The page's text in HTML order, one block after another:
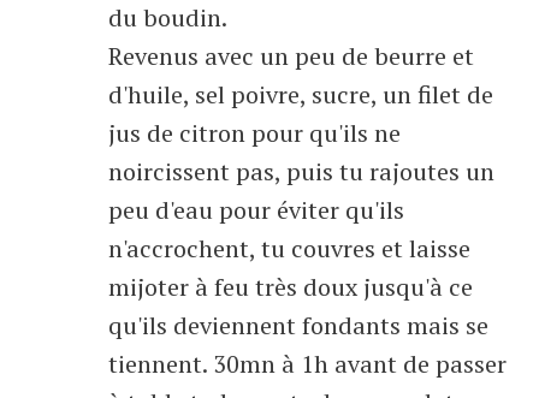
du boudin.
Revenus avec un peu de beurre et
d'huile, sel poivre, sucre, un filet de
jus de citron pour qu'ils ne
noircissent pas, puis tu rajoutes un
peu d'eau pour éviter qu'ils
n'accrochent, tu couvres et laisse
mijoter à feu très doux jusqu'à ce
qu'ils deviennent fondants mais se
tiennent. 30mn à 1h avant de passer